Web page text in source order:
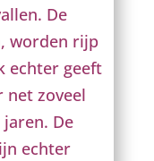
De
worden rijp
echter geeft
net zoveel
De
echter